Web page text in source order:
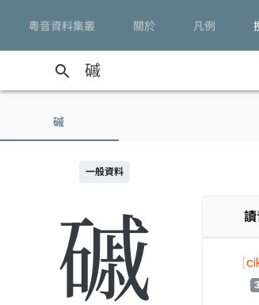
粵音資料集叢 關於 凡例
search
磩
一般資料
磩 [
3